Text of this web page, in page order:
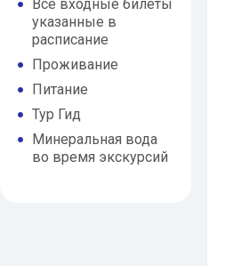
Все входные билеты
указанные в
расписание
Проживание
Питание
Тур Гид
Минеральная вода
во время экскурсий